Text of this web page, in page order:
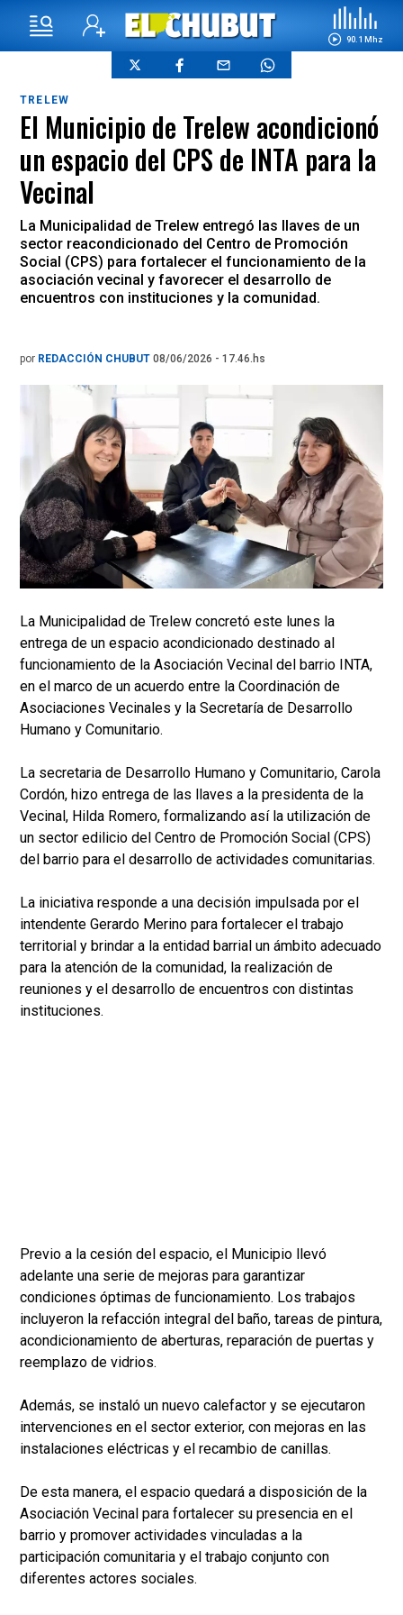
90.1 Mhz
TRELEW
El Municipio de Trelew acondicionó
un espacio del CPS de INTA para la
Vecinal
La Municipalidad de Trelew entregó las llaves de un
sector reacondicionado del Centro de Promoción
Social (CPS) para fortalecer el funcionamiento de la
asociación vecinal y favorecer el desarrollo de
encuentros con instituciones y la comunidad.
por REDACCIÓN CHUBUT 08/06/2026 - 17.46.hs
La Municipalidad de Trelew concretó este lunes la
entrega de un espacio acondicionado destinado al
funcionamiento de la Asociación Vecinal del barrio INTA,
en el marco de un acuerdo entre la Coordinación de
Asociaciones Vecinales y la Secretaría de Desarrollo
Humano y Comunitario.
La secretaria de Desarrollo Humano y Comunitario, Carola
Cordón, hizo entrega de las llaves a la presidenta de la
Vecinal, Hilda Romero, formalizando así la utilización de
un sector edilicio del Centro de Promoción Social (CPS)
del barrio para el desarrollo de actividades comunitarias.
La iniciativa responde a una decisión impulsada por el
intendente Gerardo Merino para fortalecer el trabajo
territorial y brindar a la entidad barrial un ámbito adecuado
para la atención de la comunidad, la realización de
reuniones y el desarrollo de encuentros con distintas
instituciones.
Previo a la cesión del espacio, el Municipio llevó
adelante una serie de mejoras para garantizar
condiciones óptimas de funcionamiento. Los trabajos
incluyeron la refacción integral del baño, tareas de pintura,
acondicionamiento de aberturas, reparación de puertas y
reemplazo de vidrios.
Además, se instaló un nuevo calefactor y se ejecutaron
intervenciones en el sector exterior, con mejoras en las
instalaciones eléctricas y el recambio de canillas.
De esta manera, el espacio quedará a disposición de la
Asociación Vecinal para fortalecer su presencia en el
barrio y promover actividades vinculadas a la
participación comunitaria y el trabajo conjunto con
diferentes actores sociales.